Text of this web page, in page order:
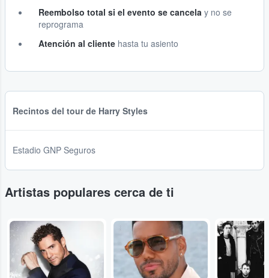
Reembolso total si el evento se cancela y no se
reprograma
Atención al cliente hasta tu asiento
Recintos del tour de Harry Styles
Estadio GNP Seguros
Artistas populares cerca de ti
... ... ...